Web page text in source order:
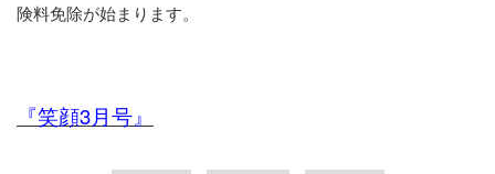
険料免除が始まります。
『笑顔3月号』